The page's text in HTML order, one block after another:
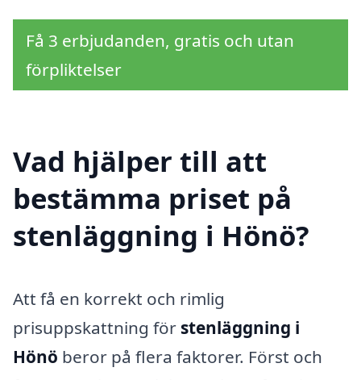
Få 3 erbjudanden, gratis och utan
förpliktelser
Vad hjälper till att
bestämma priset på
stenläggning i Hönö?
Att få en korrekt och rimlig
prisuppskattning för stenläggning i
Hönö beror på flera faktorer. Först och